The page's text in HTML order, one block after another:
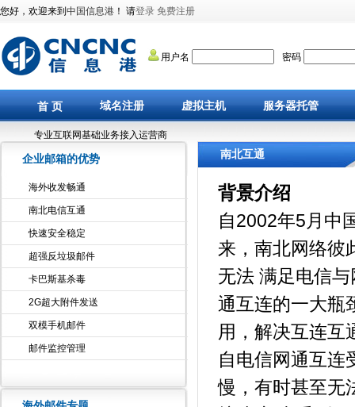
您好，欢迎来到 中国信息港 ！ 请登录 免费注册
用户名 密码
首 页 域名注册 虚拟主机 服务器托管
专业互联网基础业务接入运营商
企业邮箱的优势
海外收发畅通
南北电信互通
快速安全稳定
超强反垃圾邮件
卡巴斯基杀毒
2G超大附件发送
双模手机邮件
邮件监控管理
南北互通
背景介绍
自2002年5月中
来，南北网络彼
无法 满足电信
通互连的一大瓶
用，解决互连互
自电信网通互连
慢，有时甚至无